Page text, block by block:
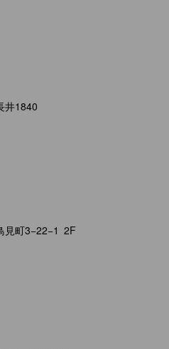
井1840
見町3−22−1 2F